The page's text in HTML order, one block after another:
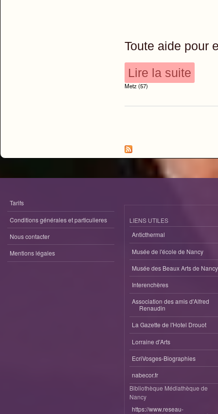
Toute aide pour
Lire la suite
Metz (57)
Tarifs
Conditions générales et particulieres
Nous contacter
Mentions légales
LIENS UTILES
Anticthermal
Musée de l'école de Nancy
Musée des Beaux Arts de Nancy
Interenchères
Association des amis d'Alfred
Renaudin
La Gazette de l'Hotel Drouot
Lorraine d'Arts
EcriVosges-Biographies
nabecor.fr
Bibliothèque Médiathèque de
Nancy
https://www.reseau-